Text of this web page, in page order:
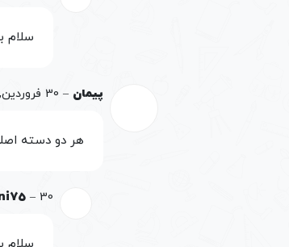
سلام
پیمان – 30 فروردین, 1401
هر دو دسته
– 30 فروردین, 1401